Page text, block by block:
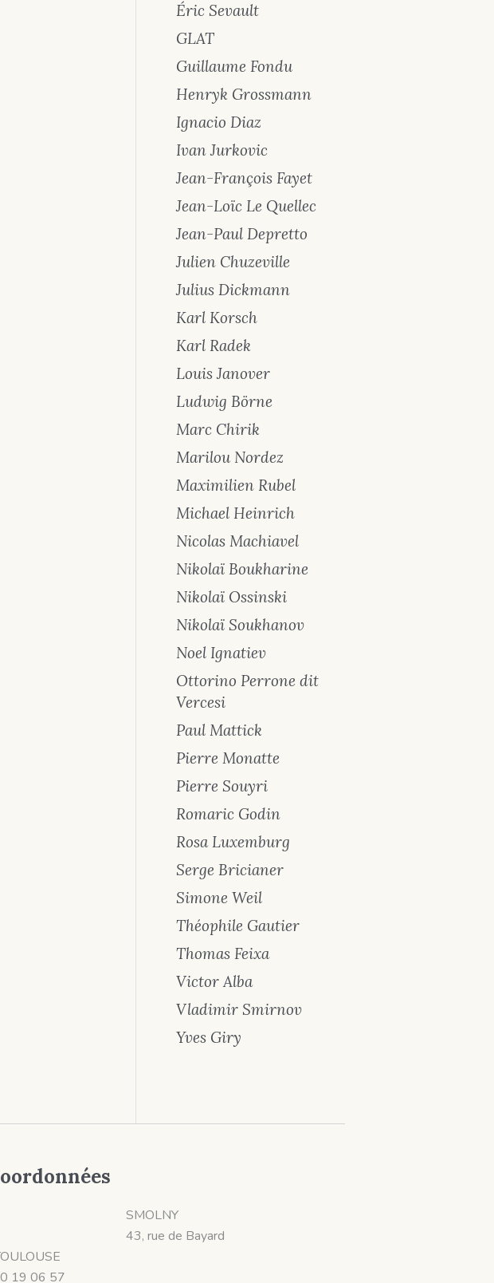
Éric Sevault
GLAT
Guillaume Fondu
Henryk Grossmann
Ignacio Diaz
Ivan Jurkovic
Jean-François Fayet
Jean-Loïc Le Quellec
Jean-Paul Depretto
Julien Chuzeville
Julius Dickmann
Karl Korsch
Karl Radek
Louis Janover
Ludwig Börne
Marc Chirik
Marilou Nordez
Maximilien Rubel
Michael Heinrich
Nicolas Machiavel
Nikolaï Boukharine
Nikolaï Ossinski
Nikolaï Soukhanov
Noel Ignatiev
Ottorino Perrone dit
Vercesi
Paul Mattick
Pierre Monatte
Pierre Souyri
Romaric Godin
Rosa Luxemburg
Serge Bricianer
Simone Weil
Théophile Gautier
Thomas Feixa
Victor Alba
Vladimir Smirnov
Yves Giry
SMOLNY
43, rue de Bayard
19 06 57